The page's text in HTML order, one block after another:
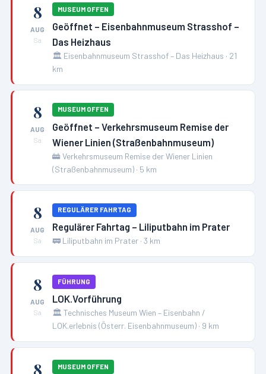
8
AUG
Sa
MUSEUM OFFEN
Geöffnet – Eisenbahnmuseum Strasshof –
Das Heizhaus
🏛️ Eisenbahnmuseum Strasshof – Das Heizhaus · 21
km
8
AUG
Sa
MUSEUM OFFEN
Geöffnet – Verkehrsmuseum Remise der
Wiener Linien (Straßenbahnmuseum)
🚋 Verkehrsmuseum Remise der Wiener Linien
(Straßenbahnmuseum) · 5 km
8
AUG
Sa
REGULÄRER FAHRTAG
Regulärer Fahrtag – Liliputbahn im Prater
🚃 Liliputbahn im Prater ·3 km
8
AUG
Sa
FÜHRUNG
LOK.Vorführung
🏛️ Technisches Museum Wien – Eisenbahn /
LOK.erlebnis (Österr. Eisenbahnmuseum) · 9 km
8 MUSEUM OFFEN